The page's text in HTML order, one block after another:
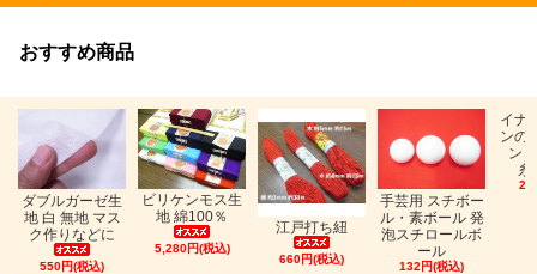
おすすめ商品
ダブルガーゼ生
地 白 無地 マス
ク作りなどに
550円(税込)
ビリケンモス生
地 綿100％
5,280円(税込)
江戸打ち紐
660円(税込)
手芸用 スチボー
ル・素ボール 発
泡スチロールボ
ール
132円(税込)
イナ
ンの
ン
糸